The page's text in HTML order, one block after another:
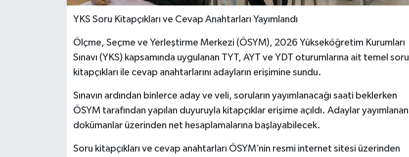
YKS Soru Kitapçıkları ve Cevap Anahtarları Yayımlandı
Ölçme, Seçme ve Yerleştirme Merkezi (ÖSYM), 2026 Yükseköğretim Kurumları
Sınavı (YKS) kapsamında uygulanan TYT, AYT ve YDT oturumlarına ait temel soru
kitapçıkları ile cevap anahtarlarını adayların erişimine sundu.
Sınavın ardından binlerce aday ve veli, soruların yayımlanacağı saati beklerken
ÖSYM tarafından yapılan duyuruyla kitapçıklar erişime açıldı. Adaylar yayımlanan
dokümanlar üzerinden net hesaplamalarına başlayabilecek.
Soru kitapçıkları ve cevap anahtarları ÖSYM’nin resmi internet sitesi üzerinden